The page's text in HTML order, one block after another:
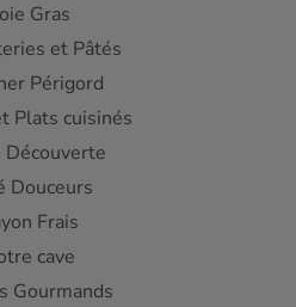
Gras
et Pâtés
Périgord
Plats cuisinés
Découverte
Douceurs
Frais
cave
Gourmands